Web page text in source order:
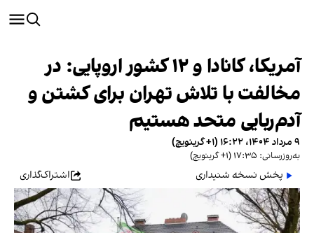
آمریکا، کانادا و ۱۲ کشور اروپایی: در
مخالفت با تلاش تهران برای کشتن و
آدم‌ربایی متحد هستیم
۹ مرداد ۱۴۰۴، ۱۶:۲۲ (‎+۱ گرینویچ)
به‌روزرسانی: ۱۷:۳۵ (‎+۱ گرینویچ)
پخش نسخه شنیداری اشتراک‌گذاری